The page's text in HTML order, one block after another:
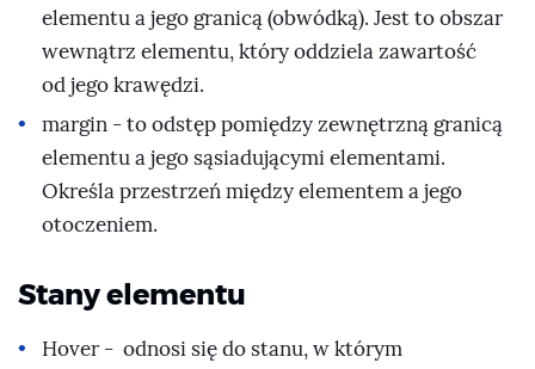
elementu a jego granicą (obwódką). Jest to obszar
wewnątrz elementu, który oddziela zawartość
od jego krawędzi.
margin - to odstęp pomiędzy zewnętrzną granicą
elementu a jego sąsiadującymi elementami.
Określa przestrzeń między elementem a jego
otoczeniem.
Stany elementu
Hover - odnosi się do stanu, w którym